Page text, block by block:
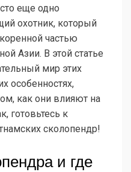
еще одно
охотник, который
частью
Азии. В этой статье
мир этих
особенностях,
как они влияют на
готовьтесь к
сколопендр!
и где